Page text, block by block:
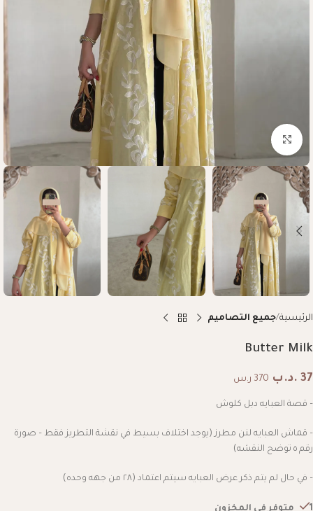
Click to enlarge
الرئيسية جميع التصاميم
Butter Milk
37 .د.ب 370 ر.س
– قصة العبايه دبل كلوش
– قماش العبايه لنن مطرز (يوجد اختلاف بسيط في نقشة التطريز فقط – صورة
رقم ٥ توضح النقشه)
– في حال لم يتم ذكر عرض العبايه سيتم اعتماد (٢٨ من جهه وحده)
1 متوفر في المخزون